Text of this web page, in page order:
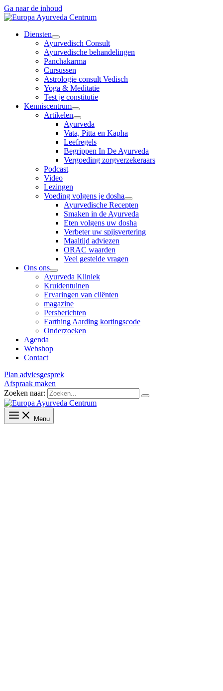
Ga naar de inhoud
Diensten
Ayurvedisch Consult
Ayurvedische behandelingen
Panchakarma
Cursussen
Astrologie consult Vedisch
Yoga & Meditatie
Test je constitutie
Kenniscentrum
Artikelen
Ayurveda
Vata, Pitta en Kapha
Leefregels
Begrippen In De Ayurveda
Vergoeding zorgverzekeraars
Podcast
Video
Lezingen
Voeding volgens je dosha
Ayurvedische Recepten
Smaken in de Ayurveda
Eten volgens uw dosha
Verbeter uw spijsvertering
Maaltijd adviezen
ORAC waarden
Veel gestelde vragen
Ons ons
Ayurveda Kliniek
Kruidentuinen
Ervaringen van cliënten
magazine
Persberichten
Earthing Aarding kortingscode
Onderzoeken
Agenda
Webshop
Contact
Plan adviesgesprek
Afspraak maken
Zoeken naar:
Menu